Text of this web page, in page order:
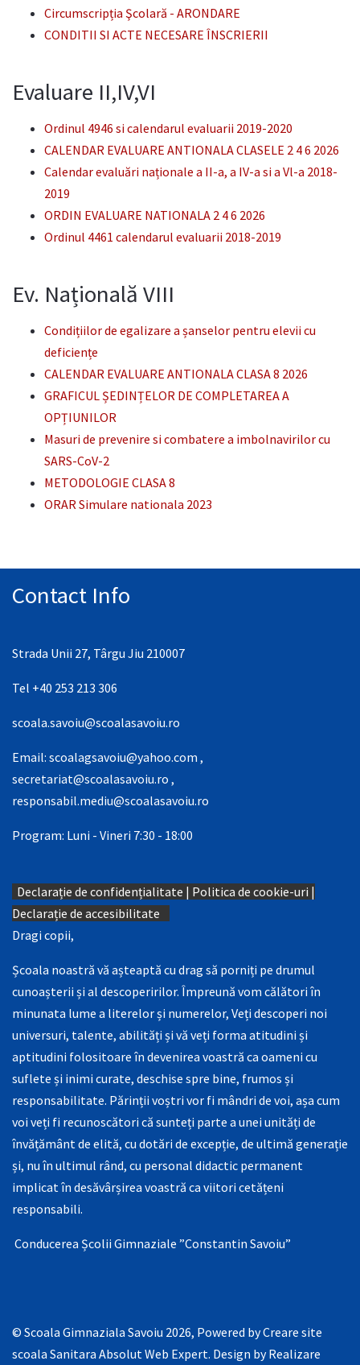
Circumscripția Şcolară - ARONDARE
CONDITII SI ACTE NECESARE ÎNSCRIERII
Evaluare II,IV,VI
Ordinul 4946 si calendarul evaluarii 2019-2020
CALENDAR EVALUARE ANTIONALA CLASELE 2 4 6 2026
Calendar evaluări naționale a II-a, a IV-a si a Vl-a 2018-
2019
ORDIN EVALUARE NATIONALA 2 4 6 2026
Ordinul 4461 calendarul evaluarii 2018-2019
Ev. Națională VIII
Condițiilor de egalizare a șanselor pentru elevii cu
deficiențe
CALENDAR EVALUARE ANTIONALA CLASA 8 2026
GRAFICUL ȘEDINȚELOR DE COMPLETAREA A
OPȚIUNILOR
Masuri de prevenire si combatere a imbolnavirilor cu
SARS-CoV-2
METODOLOGIE CLASA 8
ORAR Simulare nationala 2023
Contact Info
Strada Unii 27, Târgu Jiu 210007
Tel +40 253 213 306
scoala.savoiu@scoalasavoiu.ro
Email: scoalagsavoiu@yahoo.com ,
secretariat@scoalasavoiu.ro ,
responsabil.mediu@scoalasavoiu.ro
Program: Luni - Vineri 7:30 - 18:00
Declarație de confidențialitate | Politica de cookie-uri |
Declarație de accesibilitate
Dragi copii,
Școala noastră vă așteaptă cu drag să porniți pe drumul
cunoașterii și al descoperirilor. Împreună vom călători în
minunata lume a literelor și numerelor, Veți descoperi noi
universuri, talente, abilități și vă veți forma atitudini și
aptitudini folositoare în devenirea voastră ca oameni cu
suflete și inimi curate, deschise spre bine, frumos și
responsabilitate. Părinții voștri vor fi mândri de voi, așa cum
voi veți fi recunoscători că sunteți parte a unei unități de
învățământ de elită, cu dotări de excepție, de ultimă generație
și, nu în ultimul rând, cu personal didactic permanent
implicat în desăvârșirea voastră ca viitori cetățeni
responsabili.
Conducerea Școlii Gimnaziale ”Constantin Savoiu”
© Scoala Gimnaziala Savoiu 2026, Powered byCreare site
scoala Sanitara Absolut Web Expert. Design byRealizare